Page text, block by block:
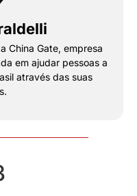
China Gate, empresa
em ajudar pessoas a
através das suas